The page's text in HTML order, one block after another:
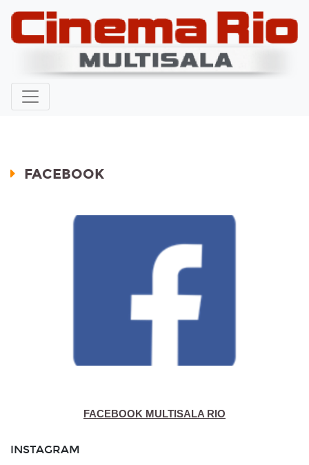
FACEBOOK
FACEBOOK MULTISALA RIO
INSTAGRAM